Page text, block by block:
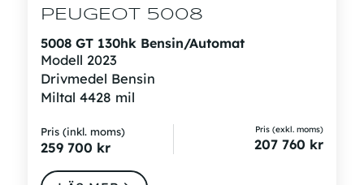
PEUGEOT 5008
5008 GT 130hk Bensin/Automat
Modell 2023
Drivmedel Bensin
Miltal 4428 mil
Pris (inkl. moms)
259 700 kr
Pris (exkl. moms)
207 760 kr